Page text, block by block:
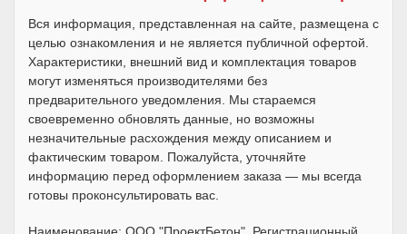
Вся информация, представленная на сайте, размещена с
целью ознакомления и не является публичной офертой.
Характеристики, внешний вид и комплектация товаров
могут изменяться производителями без
предварительного уведомления. Мы стараемся
своевременно обновлять данные, но возможны
незначительные расхождения между описанием и
фактическим товаром. Пожалуйста, уточняйте
информацию перед оформлением заказа — мы всегда
готовы проконсультировать вас.